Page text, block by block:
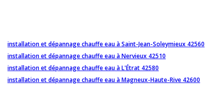
installation et dépannage chauffe eau à Saint-Jean-Soleymieux 42560
installation et dépannage chauffe eau à Nervieux 42510
installation et dépannage chauffe eau à L'Étrat 42580
installation et dépannage chauffe eau à Magneux-Haute-Rive 42600